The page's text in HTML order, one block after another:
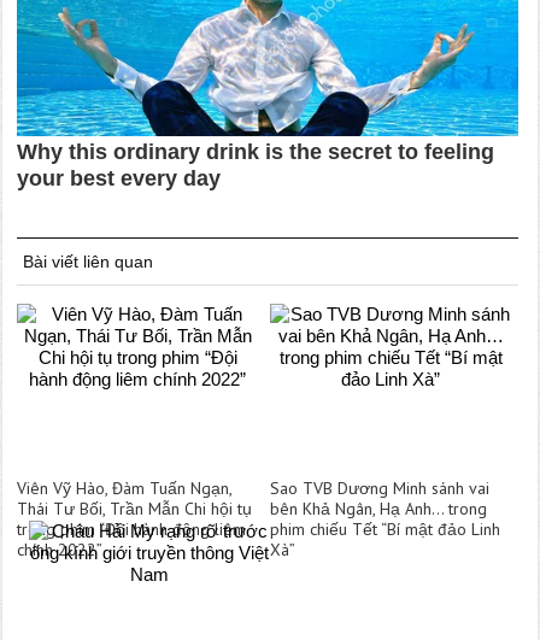
Bài viết liên quan
Viên Vỹ Hào, Đàm Tuấn Ngạn,
Thái Tư Bối, Trần Mẫn Chi hội tụ
trong phim “Đội hành động liêm
chính 2022”
Sao TVB Dương Minh sánh vai
bên Khả Ngân, Hạ Anh… trong
phim chiếu Tết “Bí mật đảo Linh
Xà”